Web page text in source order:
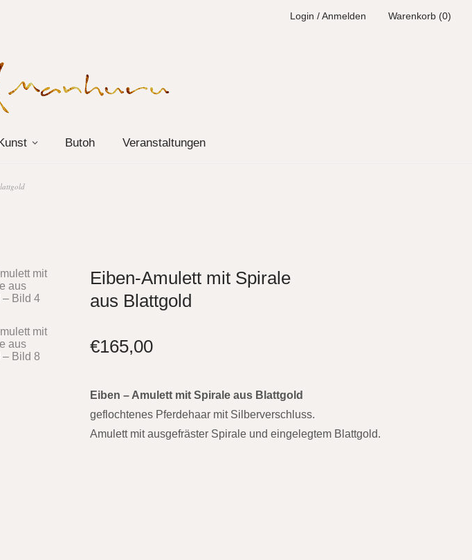
Login / Anmelden Warenkorb (0)
Butoh Veranstaltungen
Eiben-Amulett mit Spirale
aus Blattgold
€165,00
Eiben – Amulett mit Spirale aus Blattgold
geflochtenes Pferdehaar mit Silberverschluss.
Amulett mit ausgefräster Spirale und eingelegtem Blattgold.